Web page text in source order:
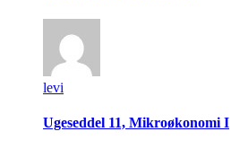
levi
Ugeseddel 11, Mikroøkonomi I